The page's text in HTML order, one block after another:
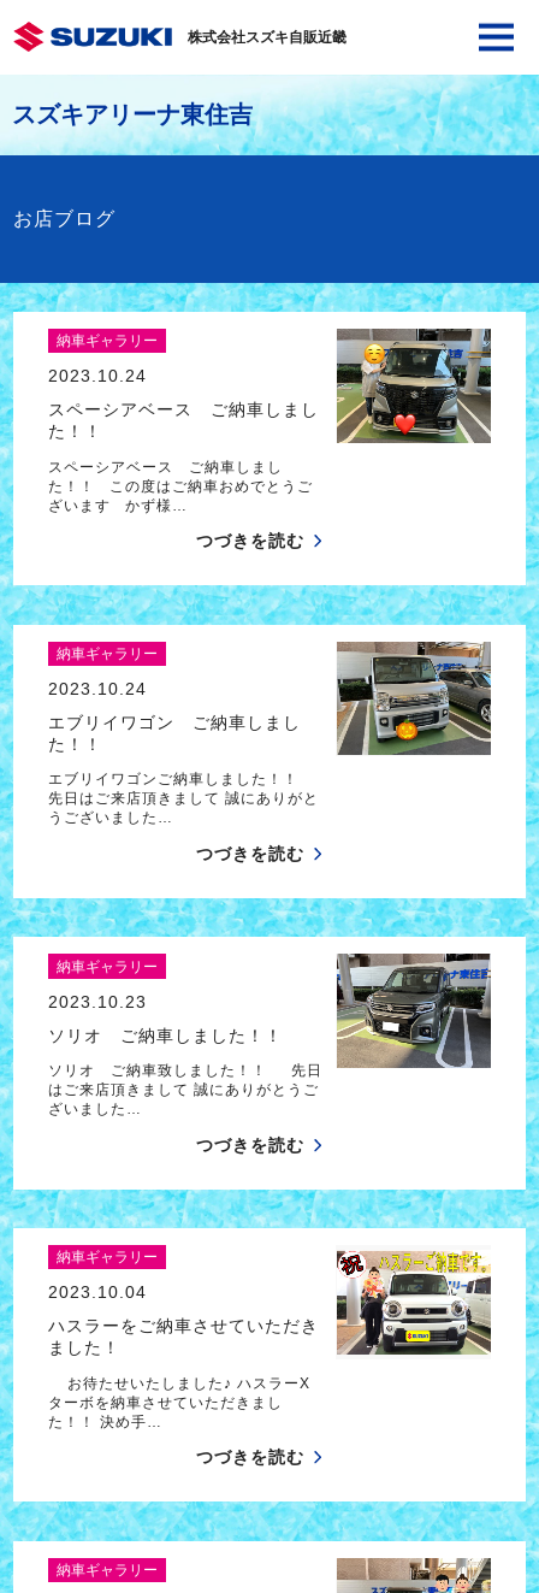
株式会社スズキ自販近畿
スズキアリーナ東住吉
お店ブログ
納車ギャラリー
2023.10.24
スペーシアベース ご納車しまし
た！！
スペーシアベース ご納車しまし
た！！ この度はご納車おめでとうご
ざいます かず様…
つづきを読む
納車ギャラリー
2023.10.24
エブリイワゴン ご納車しまし
た！！
エブリイワゴンご納車しました！！
先日はご来店頂きまして 誠にありがと
うございました…
つづきを読む
納車ギャラリー
2023.10.23
ソリオ ご納車しました！！
ソリオ ご納車致しました！！ 先日
はご来店頂きまして 誠にありがとうご
ざいました…
つづきを読む
納車ギャラリー
2023.10.04
ハスラーをご納車させていただき
ました！
お待たせいたしました♪ ハスラーX
ターボを納車させていただきまし
た！！ 決め手…
つづきを読む
納車ギャラリー